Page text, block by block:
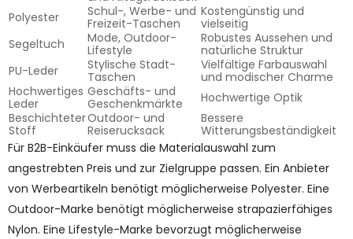
Polyester
Schul-, Werbe- und
Freizeit-Taschen
Kostengünstig und
vielseitig
Segeltuch
Mode, Outdoor-
Lifestyle
Robustes Aussehen und
natürliche Struktur
PU-Leder
Stylische Stadt-
Taschen
Vielfältige Farbauswahl
und modischer Charme
Hochwertiges
Leder
Geschäfts- und
Geschenkmärkte
Hochwertige Optik
Beschichteter
Stoff
Outdoor- und
Reiserucksack
Bessere
Witterungsbeständigkeit
Für B2B-Einkäufer muss die Materialauswahl zum
angestrebten Preis und zur Zielgruppe passen. Ein Anbieter
von Werbeartikeln benötigt möglicherweise Polyester. Eine
Outdoor-Marke benötigt möglicherweise strapazierfähiges
Nylon. Eine Lifestyle-Marke bevorzugt möglicherweise